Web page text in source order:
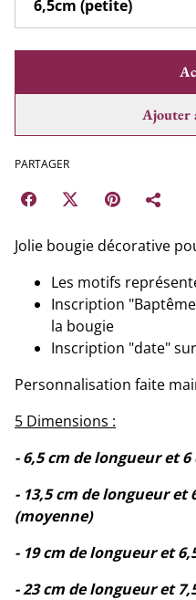
Ajouter
PARTAGER
Jolie bougie décorative
Les motifs
Inscription
la bougie
Inscription "date"
Personnalisation faite
5 Dimensions :
- 6,5 cm de longueur et
- 13,5 cm de longueur et
(moyenne)
- 19 cm de longueur et
- 23 cm de longueur et